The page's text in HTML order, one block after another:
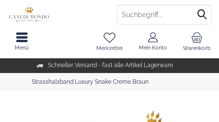
Schneller Versand - fast alle Artikel Lagerware
Warenkorb
Merkzettel Mein Konto
Menü
Strasshalsband Luxury Snake Creme Braun